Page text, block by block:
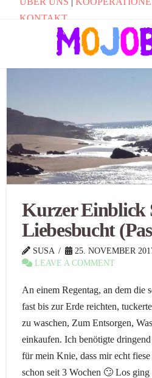
KONTAKT
Kurzer Einblick
Liebesbucht
SUSA 25. NOVEMBER
LEAVE A COMMENT
An einem Regentag, an dem die
fast bis zur Erde reichten,
zu waschen, Zum Entsorgen,
einkaufen. Ich benötigte
für mein Knie, dass mir echt
schon seit 3 Wochen 🙄 Los